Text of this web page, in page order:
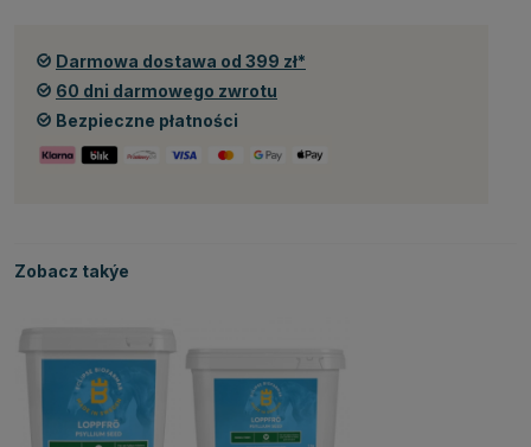
Darmowa dostawa od 399 zł*
60 dni darmowego zwrotu
Bezpieczne płatności
Zobacz takýe